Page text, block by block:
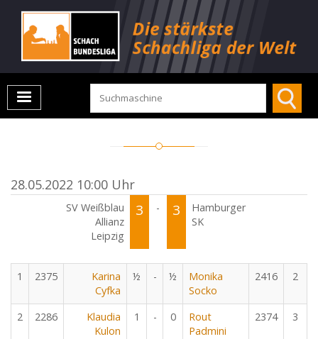
28.05.2022 10:00 Uhr
SV Weißblau
Allianz
Leipzig
3 - 3
Hamburger
SK
1 2375
Karina
Cyfka
½ - ½
Monika
Socko
2416 2
2 2286
Klaudia
Kulon
1 - 0
Rout
Padmini
2374 3